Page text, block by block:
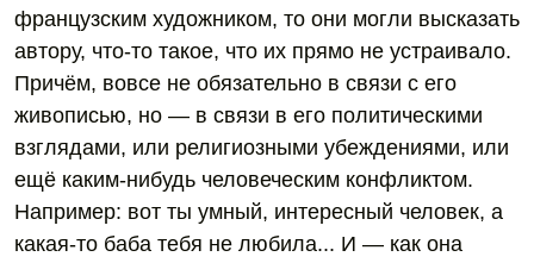
французским художником, то они могли высказать
автору, что-то такое, что их прямо не устраивало.
Причём, вовсе не обязательно в связи с его
живописью, но — в связи в его политическими
взглядами, или религиозными убеждениями, или
ещё каким-нибудь человеческим конфликтом.
Например: вот ты умный, интересный человек, а
какая-то баба тебя не любила... И — как она